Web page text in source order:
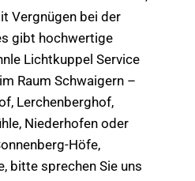
Vergnügen bei der
gibt hochwertige
Lichtkuppel Service
Raum Schwaigern –
Lerchenberghof,
Niederhofen oder
Höfe,
bitte sprechen Sie uns